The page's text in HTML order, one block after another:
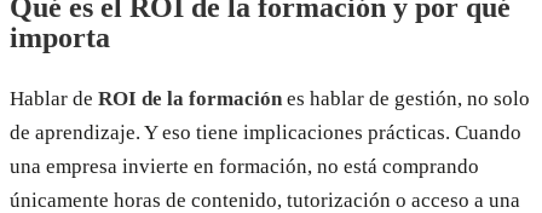
Qué es el ROI de la formación y por qué
importa
Hablar de ROI de la formaciónes hablar de gestión, no solo
de aprendizaje. Y eso tiene implicaciones prácticas. Cuando
una empresa invierte en formación, no está comprando
únicamente horas de contenido, tutorización o acceso a una